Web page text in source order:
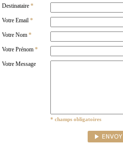
Destinataire *
Votre Email *
Votre Nom *
Votre Prénom *
Votre Message
* champs obligatoires